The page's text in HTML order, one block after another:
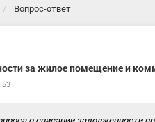
Вопрос-ответ
за жилое помещение и